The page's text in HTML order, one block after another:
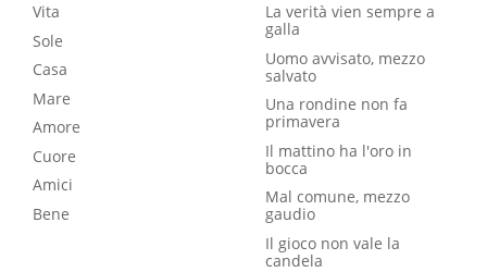
Vita
Sole
Casa
Mare
Amore
Cuore
Amici
Bene
La verità vien sempre a
galla
Uomo avvisato, mezzo
salvato
Una rondine non fa
primavera
Il mattino ha l'oro in
bocca
Mal comune, mezzo
gaudio
Il gioco non vale la
candela